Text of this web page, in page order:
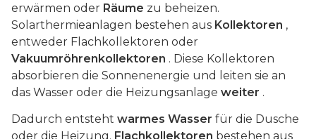
erwärmen oder Räume zu beheizen.
Solarthermieanlagen bestehen aus Kollektoren ,
entweder Flachkollektoren oder
Vakuumröhrenkollektoren . Diese Kollektoren
absorbieren die Sonnenenergie und leiten sie an
das Wasser oder die Heizungsanlage weiter .
Dadurch entsteht warmes Wasser für die Dusche
oder die Heizung. Flachkollektoren bestehen aus